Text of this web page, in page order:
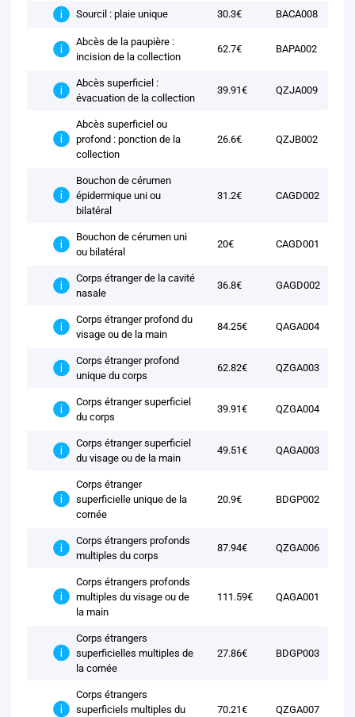
Sourcil : plaie unique 30.3€ BACA008
Abcès de la paupière :
incision de la collection
62.7€ BAPA002
Abcès superficiel :
évacuation de la collection
39.91€ QZJA009
Abcès superficiel ou
profond : ponction de la
collection
26.6€ QZJB002
Bouchon de cérumen
épidermique uni ou
bilatéral
31.2€ CAGD002
Bouchon de cérumen uni
ou bilatéral
20€ CAGD001
Corps étranger de la cavité
nasale
36.8€ GAGD002
Corps étranger profond du
visage ou de la main
84.25€ QAGA004
Corps étranger profond
unique du corps
62.82€ QZGA003
Corps étranger superficiel
du corps
39.91€ QZGA004
Corps étranger superficiel
du visage ou de la main
49.51€ QAGA003
Corps étranger
superficielle unique de la
cornée
20.9€ BDGP002
Corps étrangers profonds
multiples du corps
87.94€ QZGA006
Corps étrangers profonds
multiples du visage ou de
la main
111.59€ QAGA001
Corps étrangers
superficielles multiples de
la cornée
27.86€ BDGP003
Corps étrangers
superficiels multiples du
70.21€ QZGA007